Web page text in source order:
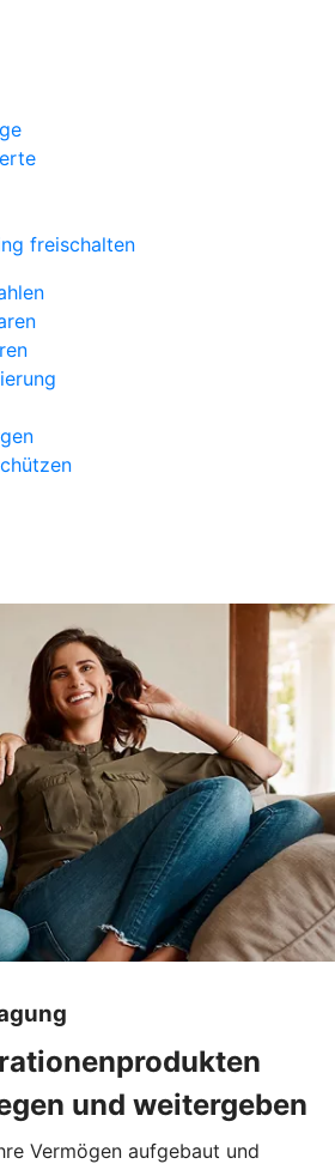
freischalten
und weitergeben
Vermögen aufgebaut und